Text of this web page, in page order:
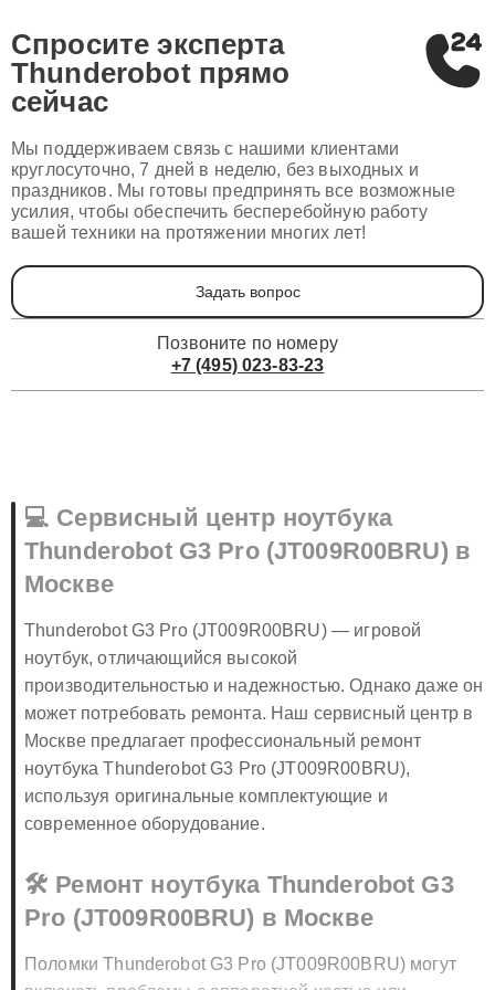
Спросите эксперта
Thunderobot прямо
сейчас
Мы поддерживаем связь с нашими клиентами
круглосуточно, 7 дней в неделю, без выходных и
праздников. Мы готовы предпринять все возможные
усилия, чтобы обеспечить бесперебойную работу
вашей техники на протяжении многих лет!
Задать вопрос
Позвоните по номеру
+7 (495) 023-83-23
💻 Сервисный центр ноутбука
Thunderobot G3 Pro (JT009R00BRU) в
Москве
Thunderobot G3 Pro (JT009R00BRU) — игровой
ноутбук, отличающийся высокой
производительностью и надежностью. Однако даже он
может потребовать ремонта. Наш сервисный центр в
Москве предлагает профессиональный ремонт
ноутбука Thunderobot G3 Pro (JT009R00BRU),
используя оригинальные комплектующие и
современное оборудование.
🛠️ Ремонт ноутбука Thunderobot G3
Pro (JT009R00BRU) в Москве
Поломки Thunderobot G3 Pro (JT009R00BRU) могут